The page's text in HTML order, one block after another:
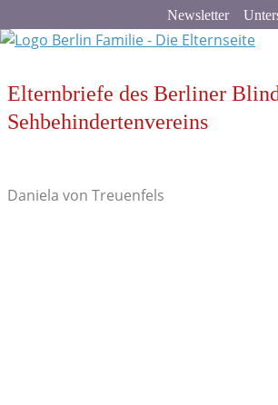
Newsletter
berlin-familie.de
Bildung
Elternbriefe des Berliner
Sehbehindertenvereins
Daniela von Treuenfels